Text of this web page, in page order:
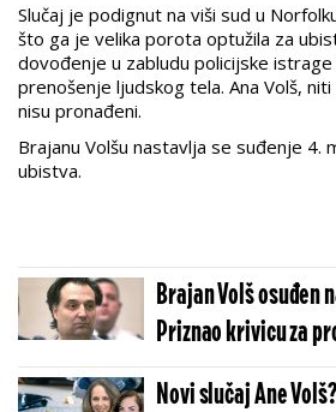
Slučaj je podignut na viši sud u
što ga je velika porota optužila za
dovođenje u zabludu policijske
prenošenje ljudskog tela. Ana Volš,
nisu pronađeni.
Brajanu Volšu nastavlja se suđenje 4.
ubistva.
Brajan Volš osuđen
Priznao krivicu za
falsifikovane slike
Novi slučaj Ane